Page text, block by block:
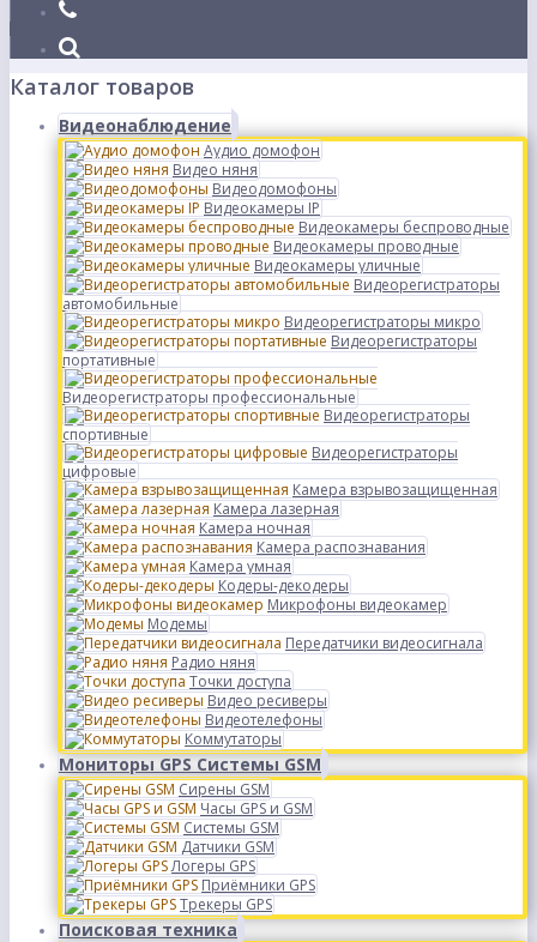
Каталог товаров
Видеонаблюдение
Аудио домофон
Видео няня
Видеодомофоны
Видеокамеры IP
Видеокамеры беспроводные
Видеокамеры проводные
Видеокамеры уличные
Видеорегистраторы
автомобильные
Видеорегистраторы микро
Видеорегистраторы
портативные
Видеорегистраторы профессиональные
Видеорегистраторы
спортивные
Видеорегистраторы
цифровые
Камера взрывозащищенная
Камера лазерная
Камера ночная
Камера распознавания
Камера умная
Кодеры-декодеры
Микрофоны видеокамер
Модемы
Передатчики видеосигнала
Радио няня
Точки доступа
Видео ресиверы
Видеотелефоны
Коммутаторы
Мониторы GPS Системы GSM
Сирены GSM
Часы GPS и GSM
Системы GSM
Датчики GSM
Логеры GPS
Приёмники GPS
Трекеры GPS
Поисковая техника